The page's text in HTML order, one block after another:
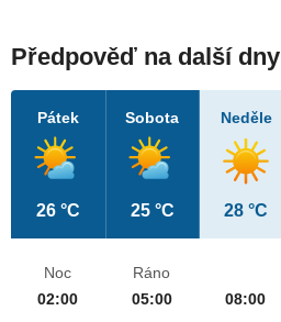
Předpověď na další dny
Pátek
26 °C
Sobota
25 °C
Neděle
28 °C
Noc
02:00
Ráno
05:00
08:00